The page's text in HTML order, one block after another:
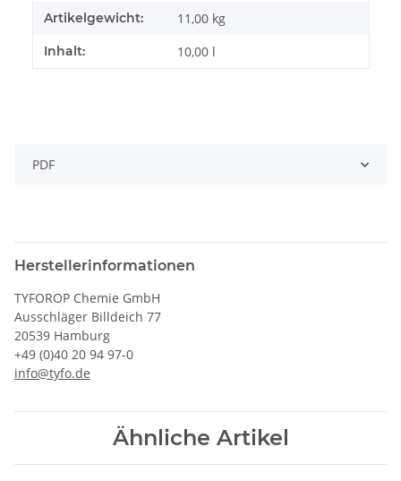
Artikelgewicht: 11,00 kg
Inhalt: 10,00 l
PDF
Herstellerinformationen
TYFOROP Chemie GmbH
Ausschläger Billdeich 77
20539 Hamburg
+49 (0)40 20 94 97-0
info@tyfo.de
Ähnliche Artikel